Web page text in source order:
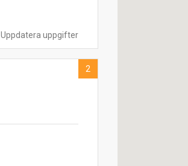
Uppdatera uppgifter
2